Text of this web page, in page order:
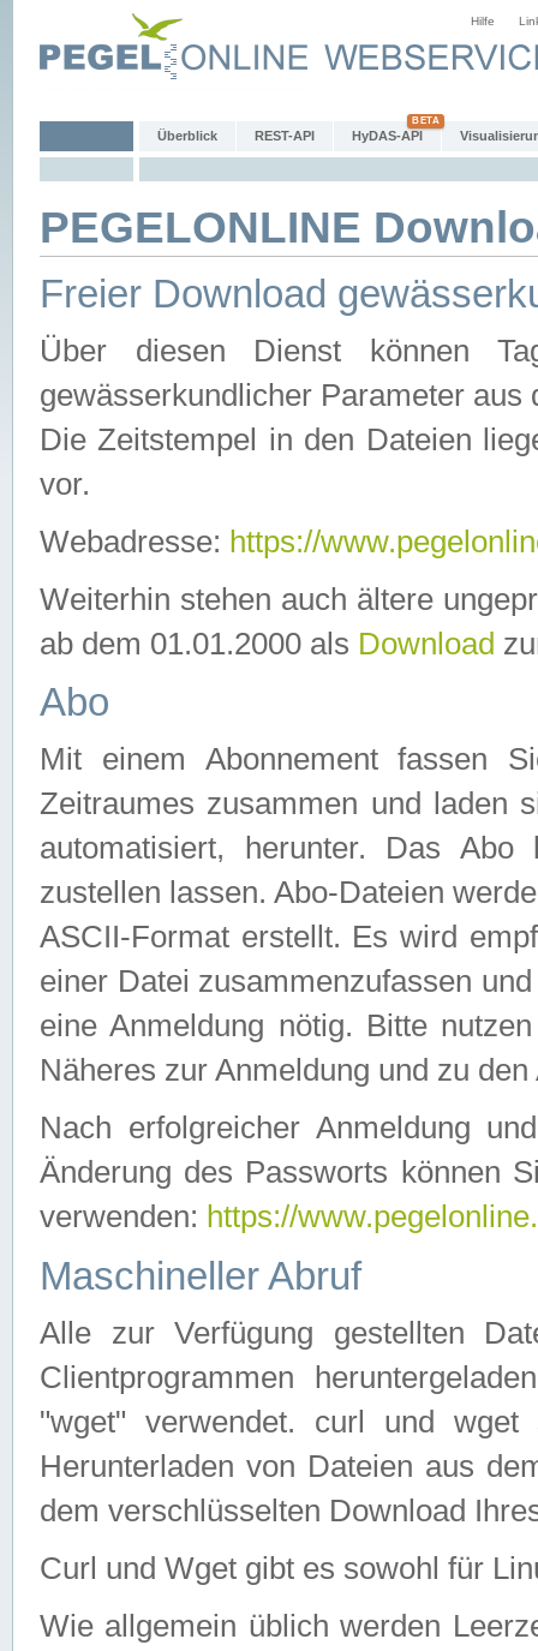
Hilfe
Überblick REST-API HyDAS-API
PEGELONLINE
Freier Download
Über diesen Dienst können
gewässerkundlicher Parameter aus
Die Zeitstempel in den Dateien
vor.
Webadresse: https://
Weiterhin stehen auch ältere
ab dem 01.01.2000 als Download
Abo
Mit einem Abonnement fassen
Zeitraumes zusammen und laden
automatisiert, herunter. Das
zustellen lassen. Abo-Dateien
ASCII-Format erstellt. Es wird
einer Datei zusammenzufassen
eine Anmeldung nötig. Bitte
Näheres zur Anmeldung und zu
Nach erfolgreicher Anmeldung
Änderung des Passworts können
verwenden: https://
Maschineller Abruf
Alle zur Verfügung gestellten
Clientprogrammen
"wget" verwendet. curl und wget
Herunterladen von Dateien aus
dem verschlüsselten Download
Curl und Wget gibt es sowohl für
Wie allgemein üblich werden